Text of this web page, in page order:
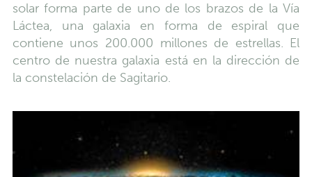
solar forma parte de uno de los brazos de la Vía
Láctea, una galaxia en forma de espiral que
contiene unos 200.000 millones de estrellas. El
centro de nuestra galaxia está en la dirección de
la constelación de Sagitario.